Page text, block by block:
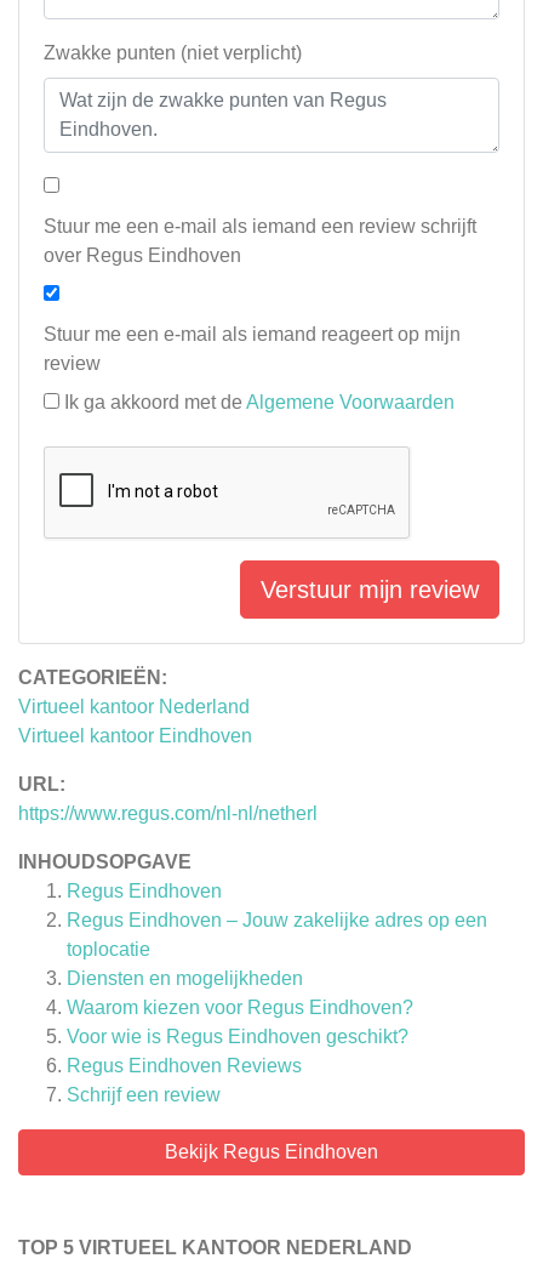
CATEGORIEËN:
Virtueel kantoor Nederland
Virtueel kantoor Eindhoven
URL:
https://www.regus.com/nl-nl/netherl
INHOUDSOPGAVE
Regus Eindhoven
Regus Eindhoven – Jouw zakelijke adres op een
toplocatie
Diensten en mogelijkheden
Waarom kiezen voor Regus Eindhoven?
Voor wie is Regus Eindhoven geschikt?
Regus Eindhoven Reviews
Schrijf een review
Bekijk Regus Eindhoven
TOP 5 VIRTUEEL KANTOOR NEDERLAND
Zwakke punten (niet verplicht)
Stuur me een e-mail als iemand een review schrijft
over Regus Eindhoven
Stuur me een e-mail als iemand reageert op mijn
review
Ik ga akkoord met de Algemene Voorwaarden
Verstuur mijn review